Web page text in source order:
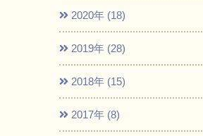
2020年 (18)
2019年 (28)
2018年 (15)
2017年 (8)